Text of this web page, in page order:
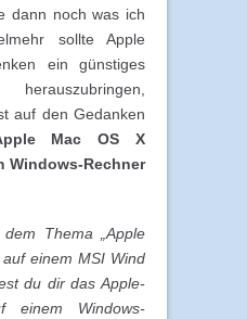
dann noch was ich
sollte Apple
ein günstiges
herauszubringen,
auf den Gedanken
Mac OS X
Windows-Rechner
Thema „Apple
einem MSI Wind
du dir das Apple-
einem Windows-